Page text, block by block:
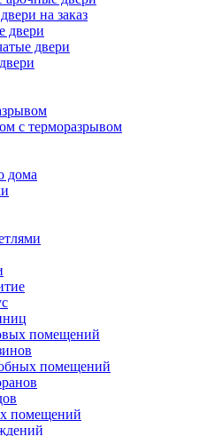
на заказ
двери
двери
с терморазрывом
дома
помещений
помещений
помещений